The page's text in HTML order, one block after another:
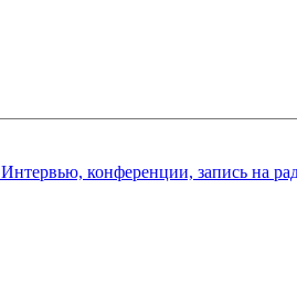
Интервью, конференции, запись на